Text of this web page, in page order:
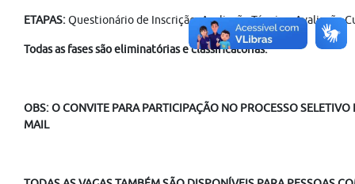
ETAPAS:Questionário de Inscrição, Avaliação Técnica, Avaliação
Todas as fases são eliminatórias e classificatórias.
OBS: O CONVITE PARA PARTICIPAÇÃO NO PROCESSO SELETIVO
MAIL